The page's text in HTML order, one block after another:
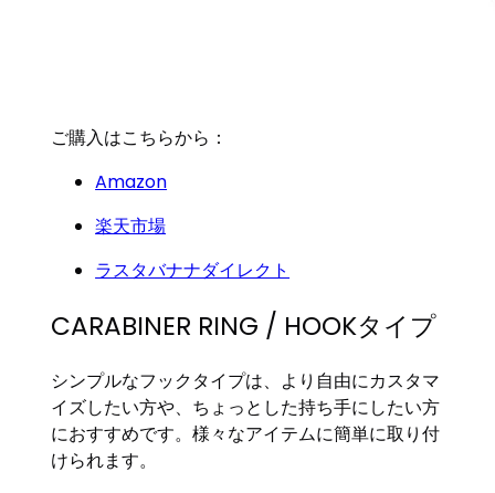
ご購入はこちらから：
Amazon
楽天市場
ラスタバナナダイレクト
CARABINER RING / HOOKタイプ
シンプルなフックタイプは、より自由にカスタマ
イズしたい方や、ちょっとした持ち手にしたい方
におすすめです。様々なアイテムに簡単に取り付
けられます。